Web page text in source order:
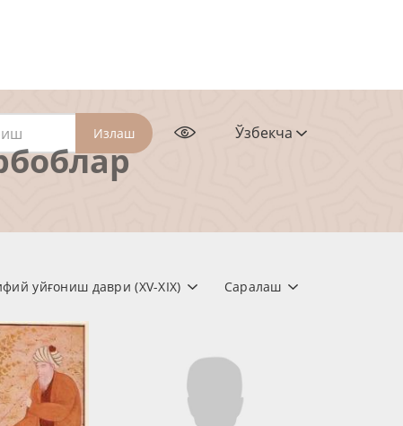
Излаш Ўзбекча
Саралаш
уйғониш даври (XV-XIX)